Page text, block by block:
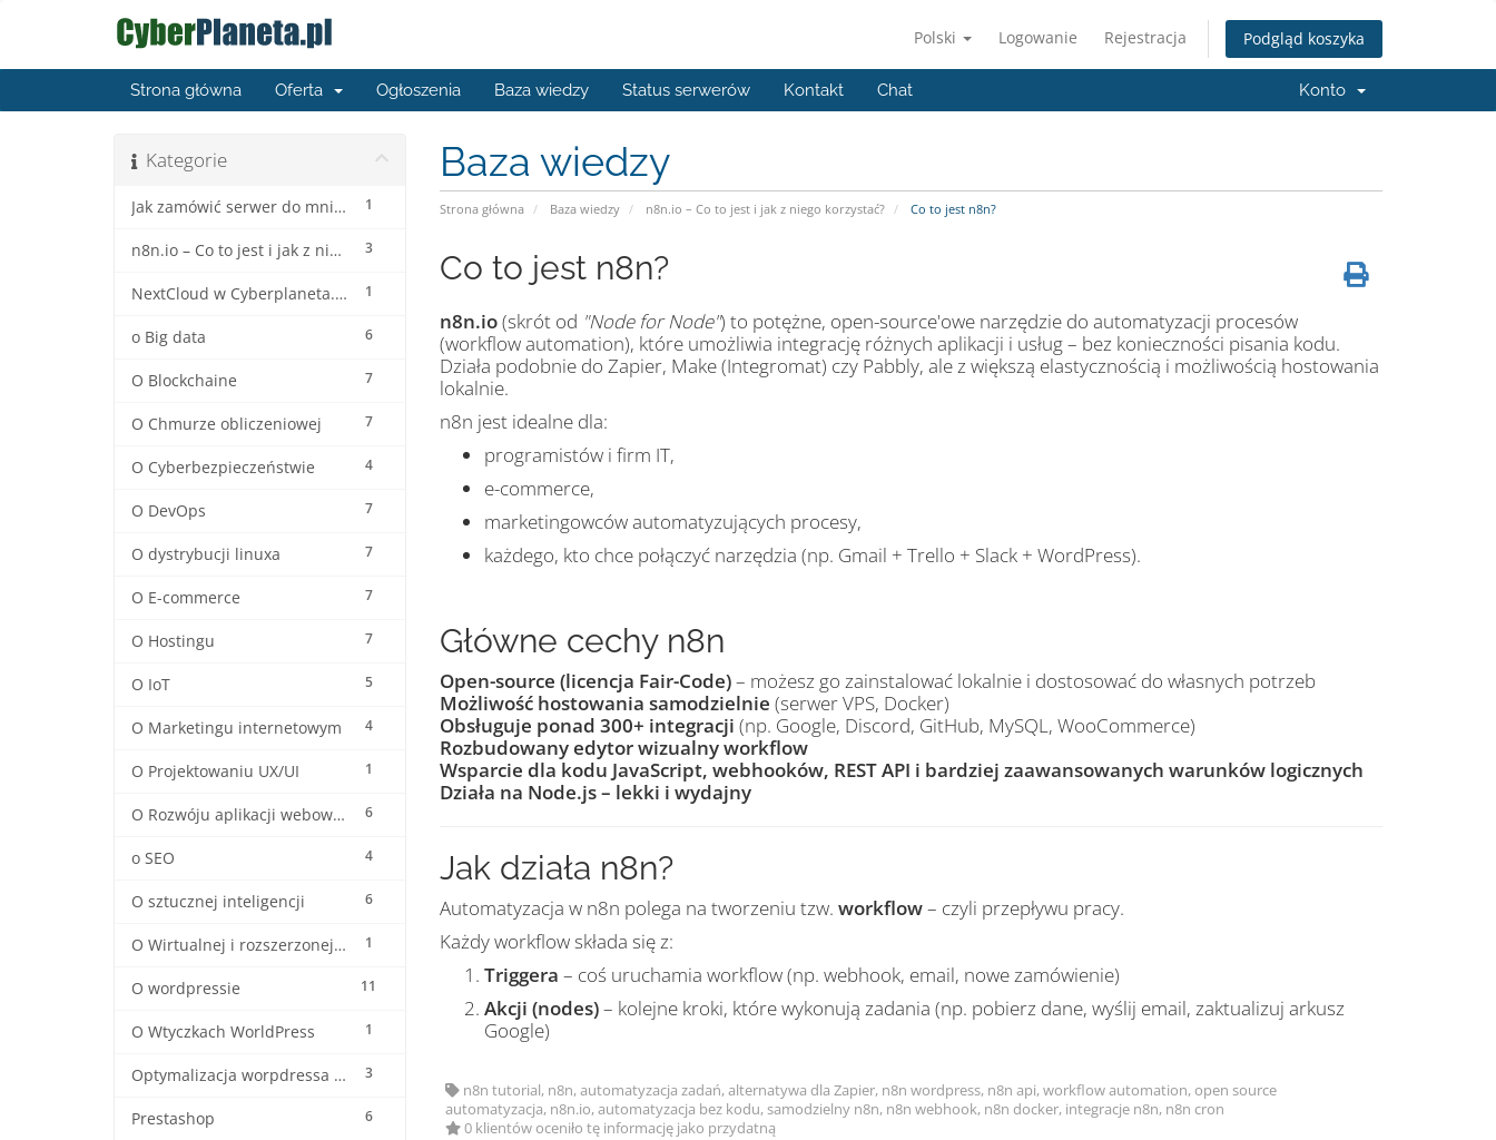
Polski Logowanie Rejestracja Podgląd koszyka
Strona główna Oferta Ogłoszenia Baza wiedzy Status serwerów Kontakt Chat Konto
Baza wiedzy
Strona główna Baza wiedzy n8n.io – Co to jest i jak z niego korzystać? Co to jest n8n?
Kategorie
1
Jak zamówić serwer do mninecrafta ?
3
n8n.io – Co to jest i jak z niego korzystać?
1
NextCloud w Cyberplaneta.pl
6
o Big data
7
O Blockchaine
7
O Chmurze obliczeniowej
4
O Cyberbezpieczeństwie
7
O DevOps
7
O dystrybucji linuxa
7
O E-commerce
7
O Hostingu
5
O IoT
4
O Marketingu internetowym
1
O Projektowaniu UX/UI
6
O Rozwóju aplikacji webowych
4
o SEO
6
O sztucznej inteligencji
1
O Wirtualnej i rozszerzonej rzeczywistośći
11
O wordpressie
1
O Wtyczkach WorldPress
3
Optymalizacja worpdressa i woocommerca
6
Prestashop
Co to jest n8n?
n8n.io(skrót od "Node for Node") to potężne, open-source'owe narzędzie do automatyzacji procesów
(workflow automation), które umożliwia integrację różnych aplikacji i usług – bez konieczności pisania kodu.
Działa podobnie do Zapier, Make (Integromat) czy Pabbly, ale z większą elastycznością i możliwością hostowania
lokalnie.
n8n jest idealne dla:
programistów i firm IT,
e-commerce,
marketingowców automatyzujących procesy,
każdego, kto chce połączyć narzędzia (np. Gmail + Trello + Slack + WordPress).
Główne cechy n8n
Open-source (licencja Fair-Code)– możesz go zainstalować lokalnie i dostosować do własnych potrzeb
Możliwość hostowania samodzielnie (serwer VPS, Docker)
Obsługuje ponad 300+ integracji (np. Google, Discord, GitHub, MySQL, WooCommerce)
Rozbudowany edytor wizualny workflow
Wsparcie dla kodu JavaScript, webhooków, REST API i bardziej zaawansowanych warunków logicznych
Działa na Node.js – lekki i wydajny
Jak działa n8n?
Automatyzacja w n8n polega na tworzeniu tzw. workflow– czyli przepływu pracy.
Każdy workflow składa się z:
Triggera – coś uruchamia workflow (np. webhook, email, nowe zamówienie)
Akcji (nodes)– kolejne kroki, które wykonują zadania (np. pobierz dane, wyślij email, zaktualizuj arkusz
Google)
n8n tutorial, n8n, automatyzacja zadań, alternatywa dla Zapier, n8n wordpress, n8n api, workflow automation, open source
automatyzacja, n8n.io, automatyzacja bez kodu, samodzielny n8n, n8n webhook, n8n docker, integracje n8n, n8n cron
0 klientów oceniło tę informację jako przydatną